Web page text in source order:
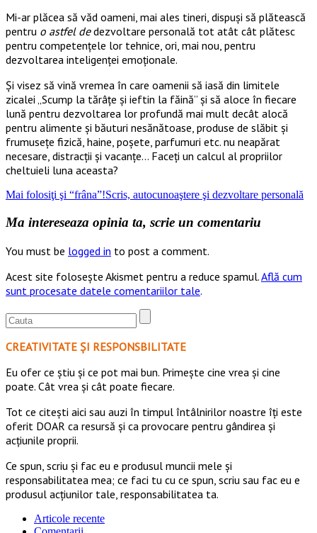
Mi-ar plăcea să văd oameni, mai ales tineri, dispuşi să plătească
pentru o astfel dedezvoltare personală tot atât cât plătesc
pentru competenţele lor tehnice, ori, mai nou, pentru
dezvoltarea inteligenţei emoţionale.
Şi visez să vină vremea în care oamenii să iasă din limitele
zicalei „Scump la tărâţe şi ieftin la făină” şi să aloce în fiecare
lună pentru dezvoltarea lor profundă mai mult decât alocă
pentru alimente şi băuturi nesănătoase, produse de slăbit şi
frumuseţe fizică, haine, poşete, parfumuri etc. nu neapărat
necesare, distracţii şi vacanţe… Faceţi un calcul al propriilor
cheltuieli luna aceasta?
Mai folosiţi şi “frâna”!Scris, autocunoaştere şi dezvoltare personală
Ma intereseaza opinia ta, scrie un comentariu
You must be logged in to post a comment.
Acest site folosește Akismet pentru a reduce spamul.Află cum
sunt procesate datele comentariilor tale.
CREATIVITATE ȘI RESPONSBILITATE
Eu ofer ce ştiu şi ce pot mai bun. Primeşte cine vrea şi cine
poate. Cât vrea şi cât poate fiecare.
Tot ce citești aici sau auzi în timpul întâlnirilor noastre îți este
oferit DOAR ca resursă şi ca provocare pentru gândirea și
acţiunile proprii.
Ce spun, scriu și fac eu e produsul muncii mele și
responsabilitatea mea; ce faci tu cu ce spun, scriu sau fac eu e
produsul acțiunilor tale, responsabilitatea ta.
Articole recente